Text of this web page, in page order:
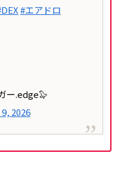
#エアドロ
ー.edge🦭
2026